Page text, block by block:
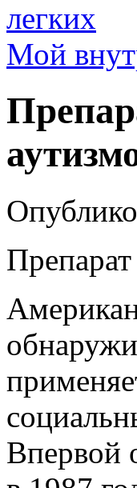
легких
Мой
Впервой